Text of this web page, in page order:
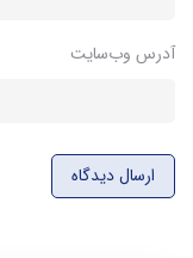
آدرس وب‌سایت
ارسال دیدگاه